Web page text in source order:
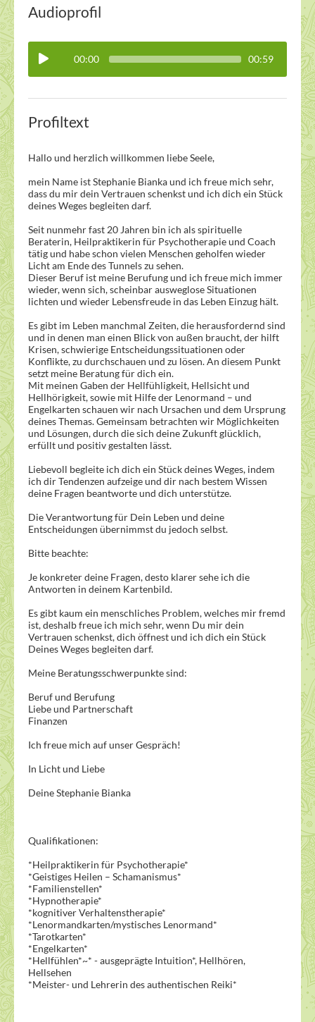
Audioprofil
00:00 00:59
Profiltext
Hallo und herzlich willkommen liebe Seele,
mein Name ist Stephanie Bianka und ich freue mich sehr,
dass du mir dein Vertrauen schenkst und ich dich ein Stück
deines Weges begleiten darf.
Seit nunmehr fast 20 Jahren bin ich als spirituelle
Beraterin, Heilpraktikerin für Psychotherapie und Coach
tätig und habe schon vielen Menschen geholfen wieder
Licht am Ende des Tunnels zu sehen.
Dieser Beruf ist meine Berufung und ich freue mich immer
wieder, wenn sich, scheinbar ausweglose Situationen
lichten und wieder Lebensfreude in das Leben Einzug hält.
Es gibt im Leben manchmal Zeiten, die herausfordernd sind
und in denen man einen Blick von außen braucht, der hilft
Krisen, schwierige Entscheidungssituationen oder
Konflikte, zu durchschauen und zu lösen. An diesem Punkt
setzt meine Beratung für dich ein.
Mit meinen Gaben der Hellfühligkeit, Hellsicht und
Hellhörigkeit, sowie mit Hilfe der Lenormand – und
Engelkarten schauen wir nach Ursachen und dem Ursprung
deines Themas. Gemeinsam betrachten wir Möglichkeiten
und Lösungen, durch die sich deine Zukunft glücklich,
erfüllt und positiv gestalten lässt.
Liebevoll begleite ich dich ein Stück deines Weges, indem
ich dir Tendenzen aufzeige und dir nach bestem Wissen
deine Fragen beantworte und dich unterstütze.
Die Verantwortung für Dein Leben und deine
Entscheidungen übernimmst du jedoch selbst.
Bitte beachte:
Je konkreter deine Fragen, desto klarer sehe ich die
Antworten in deinem Kartenbild.
Es gibt kaum ein menschliches Problem, welches mir fremd
ist, deshalb freue ich mich sehr, wenn Du mir dein
Vertrauen schenkst, dich öffnest und ich dich ein Stück
Deines Weges begleiten darf.
Meine Beratungsschwerpunkte sind:
Beruf und Berufung
Liebe und Partnerschaft
Finanzen
Ich freue mich auf unser Gespräch!
In Licht und Liebe
Deine Stephanie Bianka
Qualifikationen:
*Heilpraktikerin für Psychotherapie*
*Geistiges Heilen – Schamanismus*
*Familienstellen*
*Hypnotherapie*
*kognitiver Verhaltenstherapie*
*Lenormandkarten/mystisches Lenormand*
*Tarotkarten*
*Engelkarten*
*Hellfühlen*~* - ausgeprägte Intuition*, Hellhören,
Hellsehen
*Meister- und Lehrerin des authentischen Reiki*